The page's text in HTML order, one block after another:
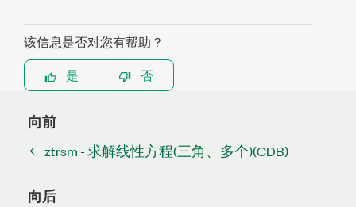
该信息是否对您有帮助？
是
否
向前
ztrsm - 求解线性方程(三角、多个)(CDB)
向后